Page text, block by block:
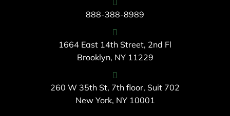
888-388-8989
1664 East 14th Street, 2nd Fl
Brooklyn, NY 11229
260 W 35th St, 7th floor, Suit 702
New York, NY 10001